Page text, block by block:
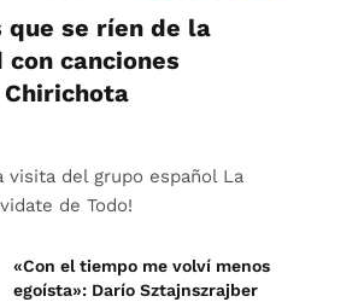
que se ríen de la
canciones
visita del grupo español La
de Todo!
«Con el tiempo me volví menos
egoísta»: Darío Sztajnszrajber